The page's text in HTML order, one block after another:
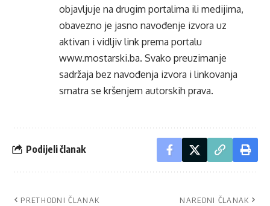
objavljuje na drugim portalima ili medijima,
obavezno je jasno navođenje izvora uz
aktivan i vidljiv link prema portalu
www.mostarski.ba. Svako preuzimanje
sadržaja bez navođenja izvora i linkovanja
smatra se kršenjem autorskih prava.
Podijeli članak
PRETHODNI ČLANAK NAREDNI ČLANAK